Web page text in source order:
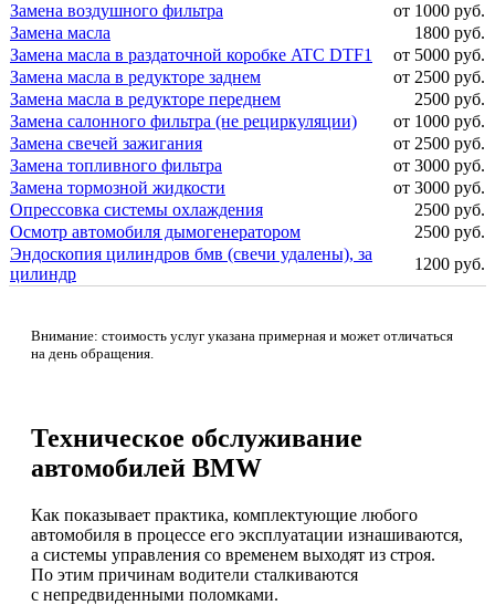
Замена воздушного фильтра
от 1000 руб.
Замена масла
1800 руб.
Замена масла в раздаточной коробке ATC DTF1
от 5000 руб.
Замена масла в редукторе заднем
от 2500 руб.
Замена масла в редукторе переднем
2500 руб.
Замена салонного фильтра (не рециркуляции)
от 1000 руб.
Замена свечей зажигания
от 2500 руб.
Замена топливного фильтра
от 3000 руб.
Замена тормозной жидкости
от 3000 руб.
Опрессовка системы охлаждения
2500 руб.
Осмотр автомобиля дымогенератором
2500 руб.
Эндоскопия цилиндров бмв (свечи удалены), за
цилиндр
1200 руб.
Внимание: стоимость услуг указана примерная и может отличаться
на день обращения.
Техническое обслуживание
автомобилей BMW
Как показывает практика, комплектующие любого
автомобиля в процессе его эксплуатации изнашиваются,
а системы управления со временем выходят из строя.
По этим причинам водители сталкиваются
с непредвиденными поломками.